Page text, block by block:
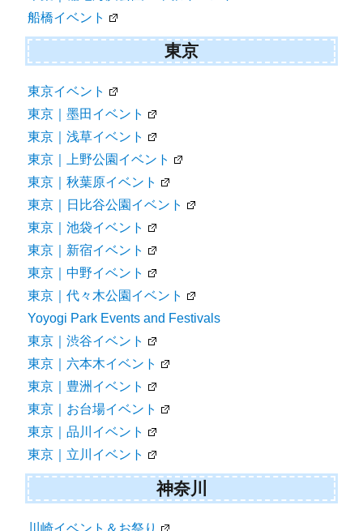
船橋イベント
東京
東京イベント
東京｜墨田イベント
東京｜浅草イベント
東京｜上野公園イベント
東京｜秋葉原イベント
東京｜日比谷公園イベント
東京｜池袋イベント
東京｜新宿イベント
東京｜中野イベント
東京｜代々木公園イベント
Yoyogi Park Events and Festivals
東京｜渋谷イベント
東京｜六本木イベント
東京｜豊洲イベント
東京｜お台場イベント
東京｜品川イベント
東京｜立川イベント
神奈川